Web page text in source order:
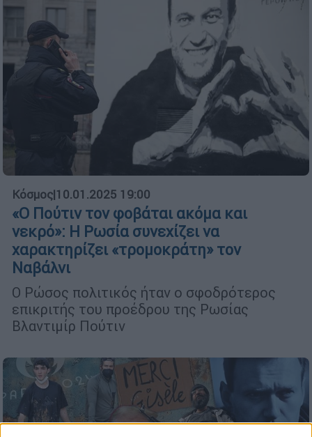
Κόσμος|10.01.2025 19:00
«Ο Πούτιν τον φοβάται ακόμα και
νεκρό»: Η Ρωσία συνεχίζει να
χαρακτηρίζει «τρομοκράτη» τον
Ναβάλνι
Ο Ρώσος πολιτικός ήταν ο σφοδρότερος
επικριτής του προέδρου της Ρωσίας
Βλαντιμίρ Πούτιν